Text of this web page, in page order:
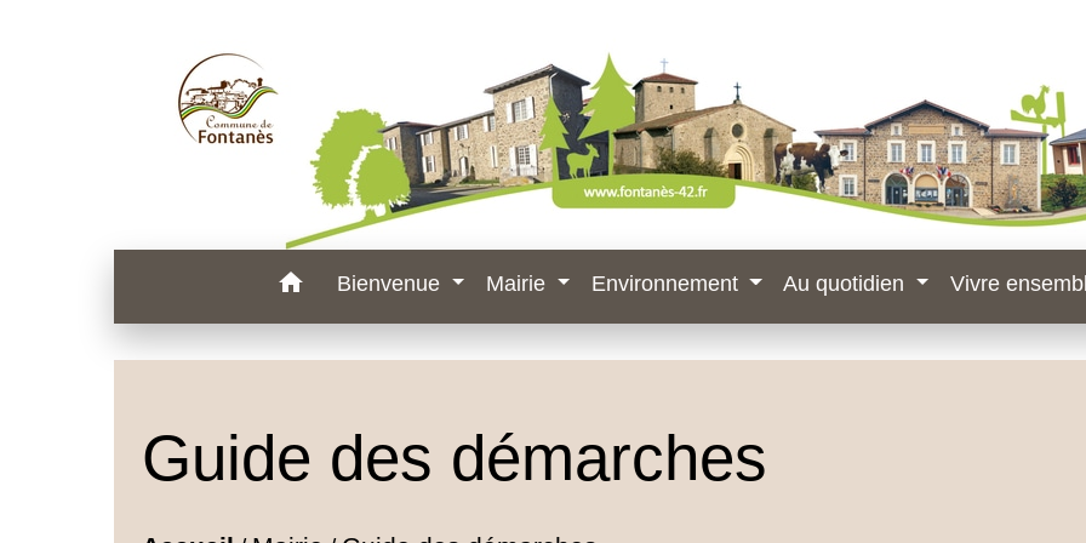
home Bienvenue Mairie Environnement Au quotidien Vivre
Guide des démarches